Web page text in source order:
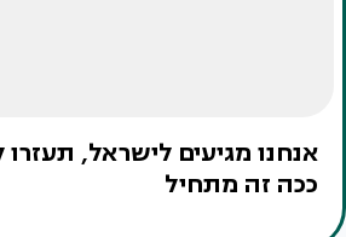
אנחנו מגיעים לישראל, תעזרו
ככה זה מתחיל